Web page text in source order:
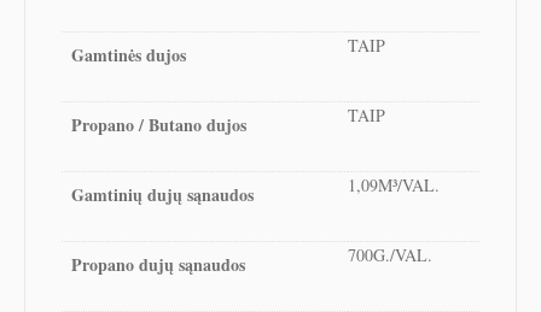
Gamtinės dujos TAIP
Propano / Butano dujos TAIP
Gamtinių dujų sąnaudos 1,09M³/VAL.
Propano dujų sąnaudos 700G./VAL.